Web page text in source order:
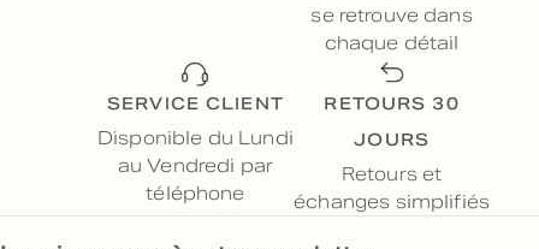
se retrouve dans
chaque détail
SERVICE CLIENT
Disponible du Lundi
au Vendredi par
téléphone
RETOURS 30
JOURS
Retours et
échanges simplifiés